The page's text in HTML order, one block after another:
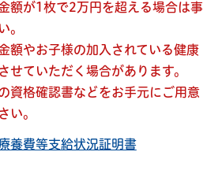
額が1枚で2万円を超える場合は事
。
額やお子様の加入されている健康
せていただく場合があります。
資格確認書などをお手元にご用意
い。
養費等支給状況証明書